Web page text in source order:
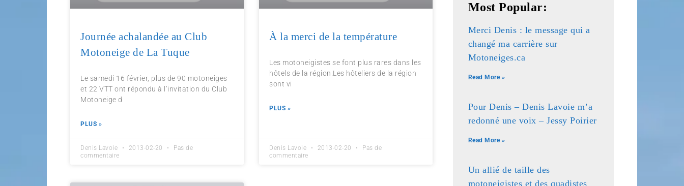
Journée achalandée au Club
Motoneige de La Tuque
Le samedi 16 février, plus de 90 motoneiges
et 22 VTT ont répondu à l’invitation du Club
Motoneige d
PLUS »
Denis Lavoie 2013-02-20
Pas de
commentaire
À la merci de la température
Les motoneigistes se font plus rares dans les
hôtels de la région.Les hôteliers de la région
sont vi
PLUS »
Denis Lavoie 2013-02-20
Pas de
commentaire
Most Popular:
Merci Denis : le message qui a
changé ma carrière sur
Motoneiges.ca
Read More »
Pour Denis – Denis Lavoie m’a
redonné une voix – Jessy Poirier
Read More »
Un allié de taille des
motoneigistes et des quadistes